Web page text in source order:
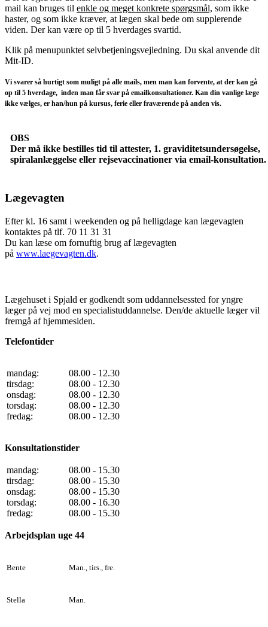
mail kan bruges til enkle og meget konkrete spørgsmål, som ikke
haster, og som ikke kræver, at lægen skal bede om supplerende
viden. Der kan være op til 5 hverdages svartid.
Klik på menupunktet selvbetjeningsvejledning. Du skal anvende dit
Mit-ID.
Vi svarer så hurtigt som muligt på alle mails, men man kan forvente, at der kan gå
op til 5 hverdage, inden man får svar på emailkonsultationer. Kan din vanlige læge
ikke vælges, er han/hun på kursus, ferie eller fraværende på anden vis.
OBS
Der må ikke bestilles tid til attester, 1. graviditetsundersøgelse,
spiralanlæggelse eller rejsevaccinationer via email-konsultation.
Lægevagten
Efter kl. 16 samt i weekenden og på helligdage kan lægevagten
kontaktes på tlf. 70 11 31 31
Du kan læse om fornuftig brug af lægevagten
på www.laegevagten.dk.
Lægehuset i Spjald er godkendt som uddannelsessted for yngre
læger på vej mod en specialistuddannelse. Den/de aktuelle læger vil
fremgå af hjemmesiden.
Telefontider
mandag:
tirsdag:
onsdag:
torsdag:
fredag:
08.00 - 12.30
08.00 - 12.30
08.00 - 12.30
08.00 - 12.30
08.00 - 12.30
Konsultationstider
mandag:
tirsdag:
onsdag:
torsdag:
fredag:
08.00 - 15.30
08.00 - 15.30
08.00 - 15.30
08.00 - 16.30
08.00 - 15.30
Arbejdsplan uge 44
Bente Man., tirs., fre.
Stella Man.